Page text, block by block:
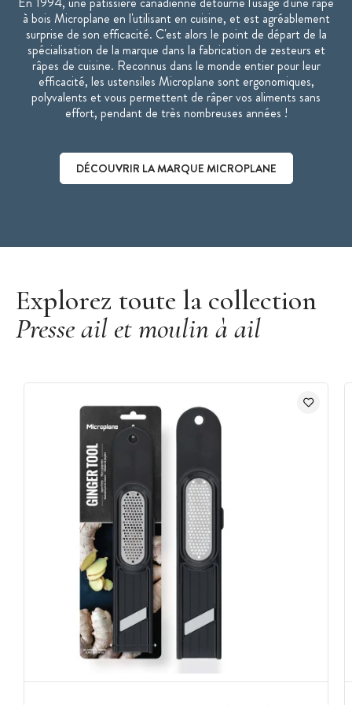
Poids : 0.140 kg
Passe au lave-vaisselle
Fabriqué aux États-Unis
Collection Specialty
Marque :Microplane
à bois Microplane en l'utilisant en cuisine, et est agréablement
surprise de son efficacité. C'est alors le point de départ de la
spécialisation de la marque dans la fabrication de zesteurs et
râpes de cuisine. Reconnus dans le monde entier pour leur
efficacité, les ustensiles Microplane sont ergonomiques,
polyvalents et vous permettent de râper vos aliments sans
effort, pendant de très nombreuses années !
DÉCOUVRIR LA MARQUE MICROPLANE
Explorez toute la collection
Presse ail et moulin à ail